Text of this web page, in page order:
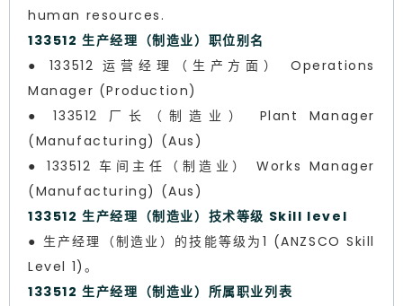
human resources.
133512 生产经理（制造业）职位别名
● 133512 运营经理（生产方面） Operations
Manager (Production)
● 133512 厂长（制造业） Plant Manager
(Manufacturing) (Aus)
● 133512 车间主任（制造业） Works Manager
(Manufacturing) (Aus)
133512 生产经理（制造业）技术等级 Skill level
● 生产经理（制造业）的技能等级为1 (ANZSCO Skill
Level 1)。
133512 生产经理（制造业）所属职业列表